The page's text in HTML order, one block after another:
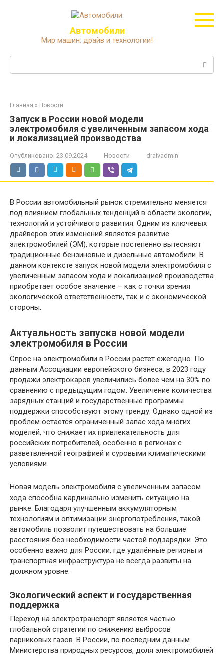
Автомобили
Мир машин: драйв и технологии!
Главная » Новости
Запуск в России новой модели
электромобиля с увеличенным запасом хода
и локализацией производства
Опубликовано: 23.09.2024 Новости draivadmin
В России автомобильный рынок стремительно меняется
под влиянием глобальных тенденций в области экологии,
технологий и устойчивого развития. Одним из ключевых
драйверов этих изменений является развитие
электромобилей (ЭМ), которые постепенно вытесняют
традиционные бензиновые и дизельные автомобили. В
данном контексте запуск новой модели электромобиля с
увеличенным запасом хода и локализацией производства
приобретает особое значение – как с точки зрения
экологической ответственности, так и с экономической
стороны.
Актуальность запуска новой модели
электромобиля в России
Спрос на электромобили в России растет ежегодно. По
данным Ассоциации европейского бизнеса, в 2023 году
продажи электрокаров увеличились более чем на 30% по
сравнению с предыдущим годом. Увеличение количества
зарядных станций и государственные программы
поддержки способствуют этому тренду. Однако одной из
проблем остаётся ограниченный запас хода многих
моделей, что снижает их привлекательность для
российских потребителей, особенно в регионах с
разветвленной географией и суровыми климатическими
условиями.
Новая модель электромобиля с увеличенным запасом
хода способна кардинально изменить ситуацию на
рынке. Благодаря улучшенным аккумуляторным
технологиям и оптимизации энергопотребления, такой
автомобиль позволит путешествовать на большие
расстояния без необходимости частой подзарядки. Это
особенно важно для России, где удалённые регионы и
транспортная инфраструктура не всегда развиты на
должном уровне.
Экологический аспект и государственная
поддержка
Переход на электротранспорт является частью
глобальной стратегии по снижению выбросов
парниковых газов. В России, по последним данным
Министерства природных ресурсов, доля электромобилей